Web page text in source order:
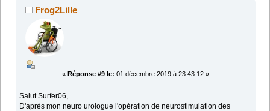
Frog2Lille
« Réponse #9 le: 01 décembre 2019 à 23:43:12 »
Salut Surfer06,
D'après mon neuro urologue l'opération de neurostimulation des